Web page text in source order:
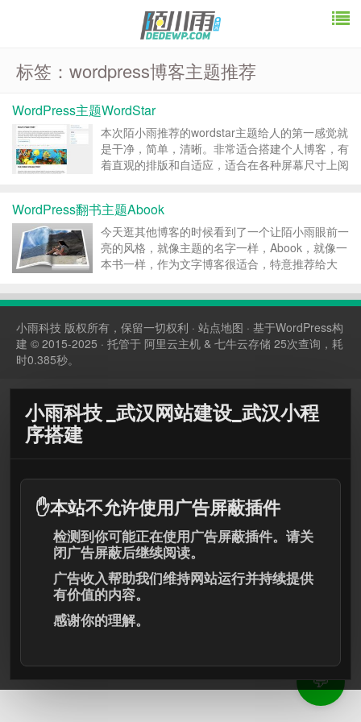
标签：wordpress博客主题推荐
WordPress主题WordStar
本次陌小雨推荐的wordstar主题给人的第一感觉就
是干净，简单，清晰。非常适合搭建个人博客，有
着直观的排版和自适应，适合在各种屏幕尺寸上阅
可以制作一些很酷的东西，并可以很便捷...
WordPress翻书主题Abook
今天逛其他博客的时候看到了一个让陌小雨眼前一
亮的风格，就像主题的名字一样，Abook，就像一
本书一样，作为文字博客很适合，特意推荐给大
翻书的风格毫无抵抗力啊。 演示站挂了，有看到
小雨科技 版权所有，保留一切权利 · 站点地图 · 基于WordPress构
建 © 2015-2025 · 托管于 阿里云主机 & 七牛云存储 25次查询，耗
时0.385秒。
💬
小雨科技 _武汉网站建设_武汉小程
序搭建
✋本站不允许使用广告屏蔽插件
检测到你可能正在使用广告屏蔽插件。请关
闭广告屏蔽后继续阅读。
广告收入帮助我们维持网站运行并持续提供
有价值的内容。
感谢你的理解。